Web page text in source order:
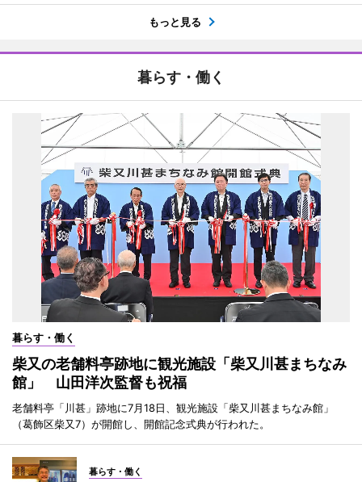
もっと見る
暮らす・働く
暮らす・働く
柴又の老舗料亭跡地に観光施設「柴又川甚まちなみ
館」 山田洋次監督も祝福
老舗料亭「川甚」跡地に7月18日、観光施設「柴又川甚まちなみ館」
（葛飾区柴又7）が開館し、開館記念式典が行われた。
暮らす・働く